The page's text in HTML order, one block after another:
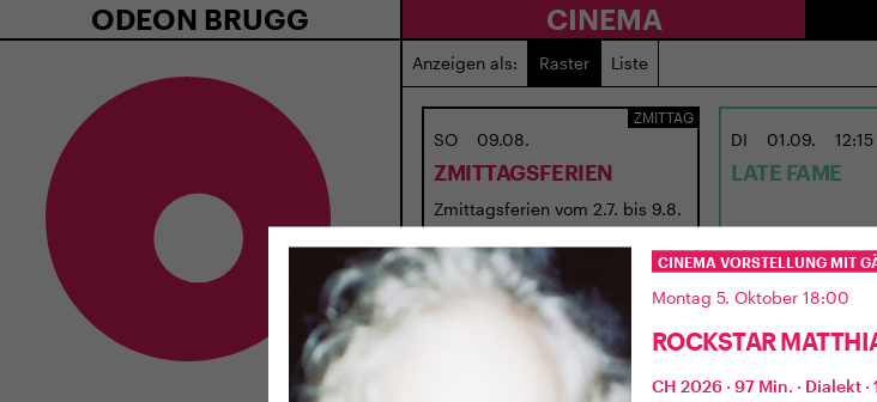
ODEON BRUGG CINEMA
Anzeigen als: Raster Liste
ZMITTAG
SO 09.08.
ZMITTAGSFERIEN
Zmittagsferien vom 2.7. bis 9.8.
DI 01.09. 12:15
LATE FAME
Regie: Kent Jones
CINEMA VORSTELLUNG MIT
Montag 5. Oktober 18:00
ROCKSTAR
CH 2026 · 97 Min. · Dialekt